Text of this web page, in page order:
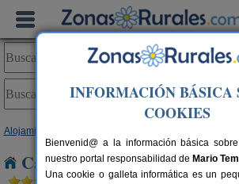
Alojamientos
Casas rurales para grupos
INFORMACIÓN BÁSICA
COOKIES
Bienvenid@ a la información básica
nuestro portal responsabilidad de Mario
Una cookie o galleta informática es un